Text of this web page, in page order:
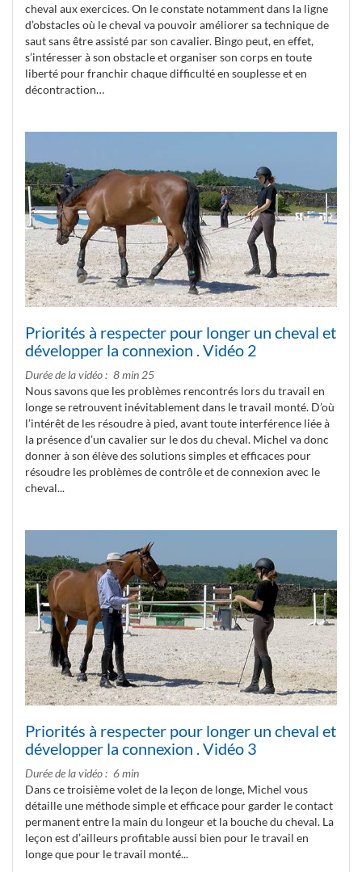
cheval aux exercices. On le constate notamment dans la ligne
d’obstacles où le cheval va pouvoir améliorer sa technique de
saut sans être assisté par son cavalier. Bingo peut, en effet,
s’intéresser à son obstacle et organiser son corps en toute
liberté pour franchir chaque difficulté en souplesse et en
décontraction…
Priorités à respecter pour longer un cheval et
développer la connexion . Vidéo 2
Durée de la vidéo
8 min 25
Nous savons que les problèmes rencontrés lors du travail en
longe se retrouvent inévitablement dans le travail monté. D’où
l’intérêt de les résoudre à pied, avant toute interférence liée à
la présence d’un cavalier sur le dos du cheval. Michel va donc
donner à son élève des solutions simples et efficaces pour
résoudre les problèmes de contrôle et de connexion avec le
cheval...
Priorités à respecter pour longer un cheval et
développer la connexion . Vidéo 3
Durée de la vidéo
6 min
Dans ce troisième volet de la leçon de longe, Michel vous
détaille une méthode simple et efficace pour garder le contact
permanent entre la main du longeur et la bouche du cheval. La
leçon est d’ailleurs profitable aussi bien pour le travail en
longe que pour le travail monté...